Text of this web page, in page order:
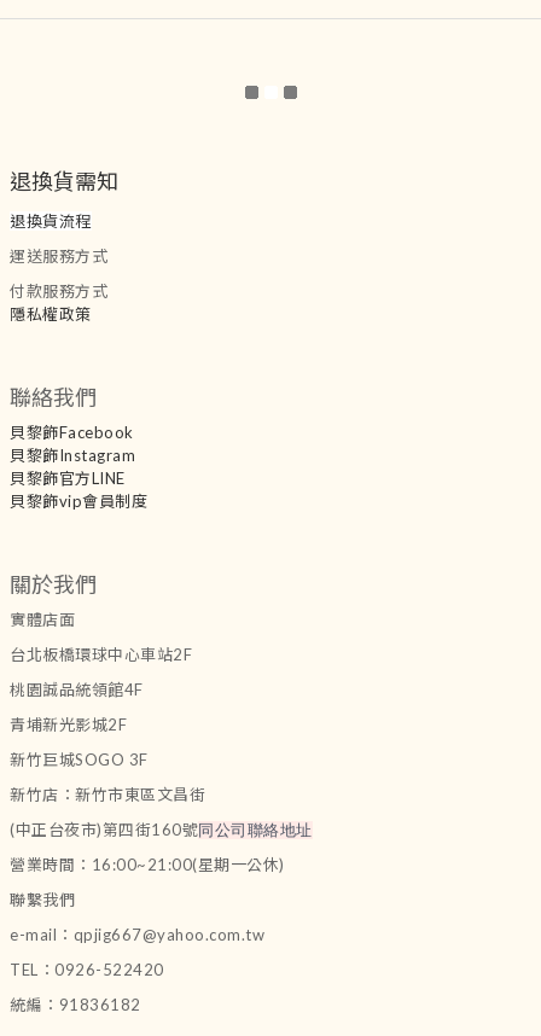
退換貨需知
退換貨流程
運送服務方式
付款服務方式
隱私權政策
聯絡我們
貝黎飾Facebook
貝黎飾Instagram
貝黎飾官方LINE
貝黎飾vip會員制度
關於我們
實體店面
台北板橋環球中心車站2F
桃園誠品統領館4F
青埔新光影城2F
新竹巨城SOGO 3F
新竹店：新竹市東區文昌街
(中正台夜市)第四街160號同公司聯絡地址
營業時間：16:00~21:00(星期一公休)
聯繫我們
e-mail：qpjig667@yahoo.com.tw
TEL：0926-522420
統編：91836182